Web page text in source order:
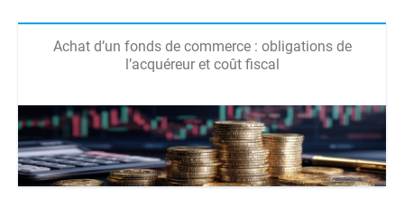
Achat d’un fonds de commerce : obligations de
l’acquéreur et coût fiscal